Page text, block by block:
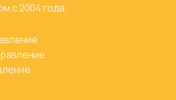
с 2004 года.